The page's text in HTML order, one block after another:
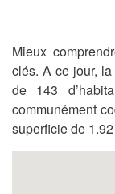
Mieux
clés. A ce jour,
de 143
communément
superficie de 1.92